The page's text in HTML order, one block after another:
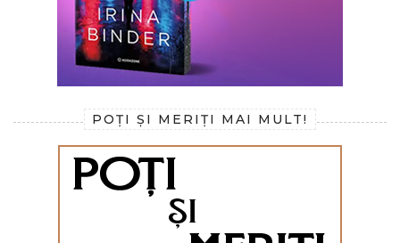
POȚI ȘI MERIȚI MAI MULT!